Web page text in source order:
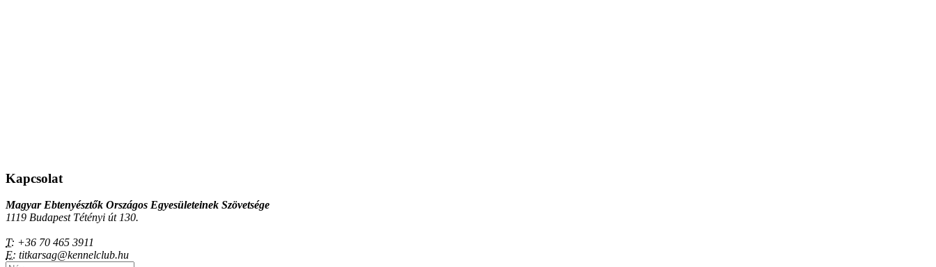
Kapcsolat
Magyar Ebtenyésztők Országos Egyesületeinek Szövetsége
1119 Budapest Tétényi út 130.
T: +36 70 465 3911
E: titkarsag@kennelclub.hu